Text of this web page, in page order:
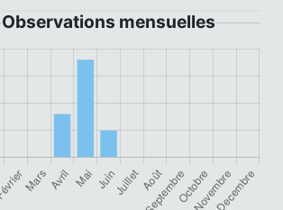
Observations mensuelles